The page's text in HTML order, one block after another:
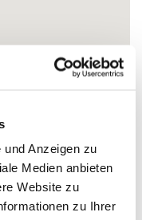
Anzeigen zu
Medien anbieten
Website zu
zu Ihrer